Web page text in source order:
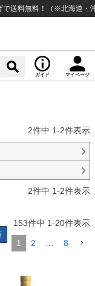
料無料！（※北海道・沖縄
ガイド マイページ
2件中 1-2件表示
2件中 1-2件表示
153件中 1-20件表示
1 2 8